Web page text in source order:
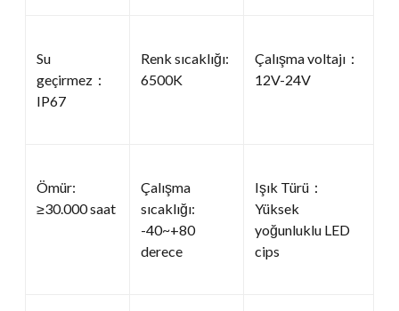
Su
geçirmez：
IP67
Renk sıcaklığı:
6500K
Çalışma voltajı：
12V-24V
Ömür:
≥30.000 saat
Çalışma
sıcaklığı:
-40~+80
derece
Işık Türü：
Yüksek
yoğunluklu LED
cips